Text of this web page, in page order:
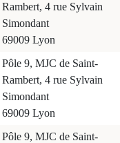
Rambert, 4 rue Sylvain
Simondant
69009 Lyon
Pôle 9, MJC de Saint-
Rambert, 4 rue Sylvain
Simondant
69009 Lyon
Pôle 9, MJC de Saint-